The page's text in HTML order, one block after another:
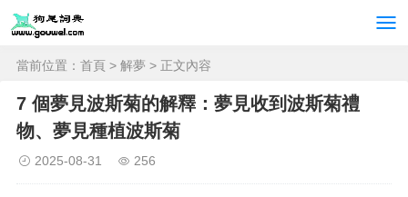
當前位置： 首頁 > 解夢 > 正文內容
7 個夢見波斯菊的解釋：夢見收到波斯菊禮
物、夢見種植波斯菊
2025-08-31 256